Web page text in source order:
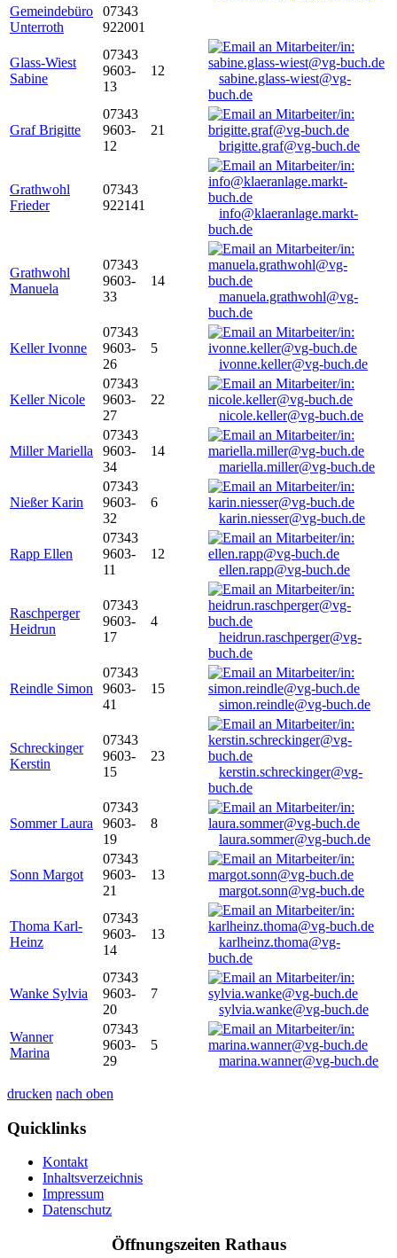
Gemeindebüro
Unterroth
07343
922001
Glass-Wiest
Sabine
07343
9603-
13
12
sabine.glass-wiest@vg-
buch.de
Graf Brigitte
07343
9603-
12
21
brigitte.graf@vg-buch.de
Grathwohl
Frieder
07343
922141
info@klaeranlage.markt-
buch.de
Grathwohl
Manuela
07343
9603-
33
14
manuela.grathwohl@vg-
buch.de
Keller Ivonne
07343
9603-
26
5
ivonne.keller@vg-buch.de
Keller Nicole
07343
9603-
27
22
nicole.keller@vg-buch.de
Miller Mariella
07343
9603-
34
14
mariella.miller@vg-buch.de
Nießer Karin
07343
9603-
32
6
karin.niesser@vg-buch.de
Rapp Ellen
07343
9603-
11
12
ellen.rapp@vg-buch.de
Raschperger
Heidrun
07343
9603-
17
4
heidrun.raschperger@vg-
buch.de
Reindle Simon
07343
9603-
41
15
simon.reindle@vg-buch.de
Schreckinger
Kerstin
07343
9603-
15
23
kerstin.schreckinger@vg-
buch.de
Sommer Laura
07343
9603-
19
8
laura.sommer@vg-buch.de
Sonn Margot
07343
9603-
21
13
margot.sonn@vg-buch.de
Thoma Karl-
Heinz
07343
9603-
14
13
karlheinz.thoma@vg-
buch.de
Wanke Sylvia
07343
9603-
20
7
sylvia.wanke@vg-buch.de
Wanner
Marina
07343
9603-
29
5
marina.wanner@vg-buch.de
drucken nach oben
Quicklinks
Kontakt
Inhaltsverzeichnis
Impressum
Datenschutz
Öffnungszeiten Rathaus